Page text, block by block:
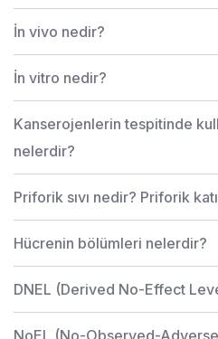
İn vivo nedir?
İn vitro nedir?
Kanserojenlerin tespitinde
nelerdir?
Priforik sıvı nedir? Priforik
Hücrenin bölümleri nelerdir?
DNEL (Derived No-Effect
NoEL (No-Observed-